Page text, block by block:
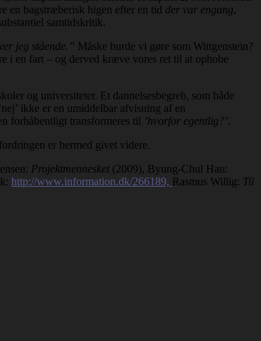
en bagstræberisk higen efter en tid der var engang,
samtidskritik.
jeg stående.” Måske burde vi gøre som Wittgenstein?
i en fart – og derved kræve vores ret til at ophobe
og universiteter. Et dannelsesbegreb, som både
ikke er en umiddelbar afvisning af en
forhåbentligt transformeres til ’hvorfor egentlig?’.
er hermed givet videre.
Projektmennesket (2009), Byung-Chul Han:
http://www.information.dk/266189, Rasmus Willig: Til